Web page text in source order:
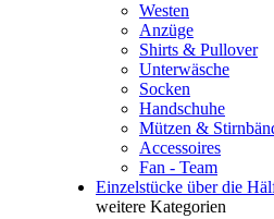
Westen
Anzüge
Shirts & Pullover
Unterwäsche
Socken
Handschuhe
Mützen &
Accessoires
Fan - Team
Einzelstücke über die
weitere Kategorien